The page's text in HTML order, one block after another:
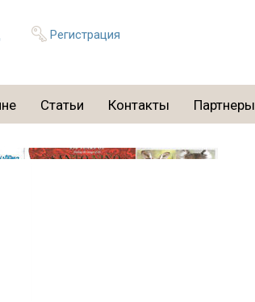
Регистрация
Статьи Контакты Партнеры